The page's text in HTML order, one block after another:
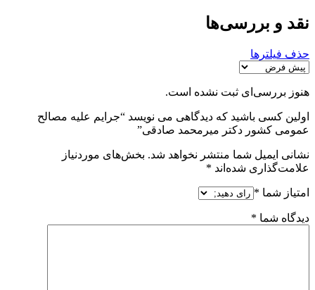
نقد و بررسی‌ها
حذف فیلترها
هنوز بررسی‌ای ثبت نشده است.
اولین کسی باشید که دیدگاهی می نویسد “جرایم علیه مصالح
عمومی کشور دکتر میرمحمد صادقی”
نشانی ایمیل شما منتشر نخواهد شد. بخش‌های موردنیاز
علامت‌گذاری شده‌اند *
امتیاز شما *
دیدگاه شما *